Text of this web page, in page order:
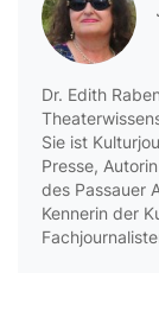
Dr. Edith
Sie ist
Presse,
des Passauer
Kennerin der